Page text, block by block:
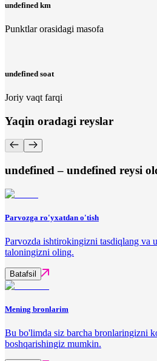
undefined km
Punktlar orasidagi masofa
undefined soat
Joriy vaqt farqi
Yaqin oradagi reyslar
undefined – undefined reysi
Parvozga ro'yxatdan o'tish
Parvozda ishtirokingizni tasdiqlang va
taloningizni oling.
Batafsil
Mening bronlarim
Bu bo'limda siz barcha bronlaringizni
boshqarishingiz mumkin.